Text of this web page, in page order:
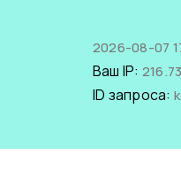
2026-08-07
Ваш IP:
ID запроса: